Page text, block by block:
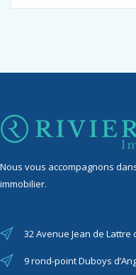
Nous vous accompagnons
immobilier.
32 Avenue Jean de Lattre
9 rond-point Duboys